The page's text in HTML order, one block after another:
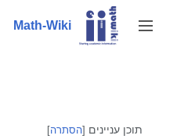
לתוכן
שינוי מצב סרגל צד
Math-Wiki
תוכן עניינים הסתרה